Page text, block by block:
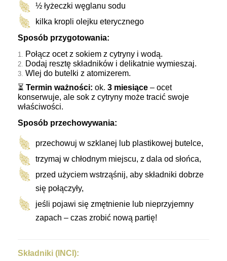
½ łyżeczki węglanu sodu
kilka kropli olejku eterycznego
Sposób przygotowania:
Połącz ocet z sokiem z cytryny i wodą.
Dodaj resztę składników i delikatnie wymieszaj.
Wlej do butelki z atomizerem.
⏳ Termin ważności: ok. 3 miesiące – ocet
konserwuje, ale sok z cytryny może tracić swoje
właściwości.
Sposób przechowywania:
przechowuj w szklanej lub plastikowej butelce,
trzymaj w chłodnym miejscu, z dala od słońca,
przed użyciem wstrząśnij, aby składniki dobrze
się połączyły,
jeśli pojawi się zmętnienie lub nieprzyjemny
zapach – czas zrobić nową partię!
Składniki (INCI):